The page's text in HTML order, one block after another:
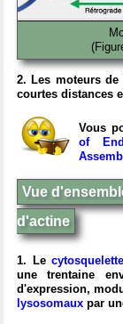
2. Les moteurs
courtes distances
Vous
of
Vue
d'actine
1. Le
une trentaine
d'expression,
lysosomaux par